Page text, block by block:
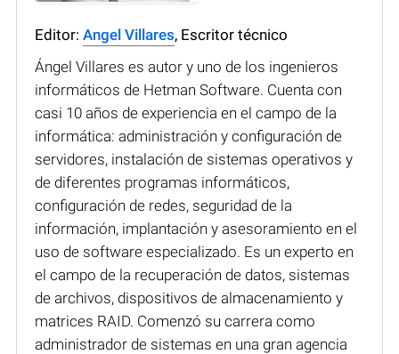
Editor: Angel Villares, Escritor técnico
Ángel Villares es autor y uno de los ingenieros
informáticos de Hetman Software. Cuenta con
casi 10 años de experiencia en el campo de la
informática: administración y configuración de
servidores, instalación de sistemas operativos y
de diferentes programas informáticos,
configuración de redes, seguridad de la
información, implantación y asesoramiento en el
uso de software especializado. Es un experto en
el campo de la recuperación de datos, sistemas
de archivos, dispositivos de almacenamiento y
matrices RAID. Comenzó su carrera como
administrador de sistemas en una gran agencia